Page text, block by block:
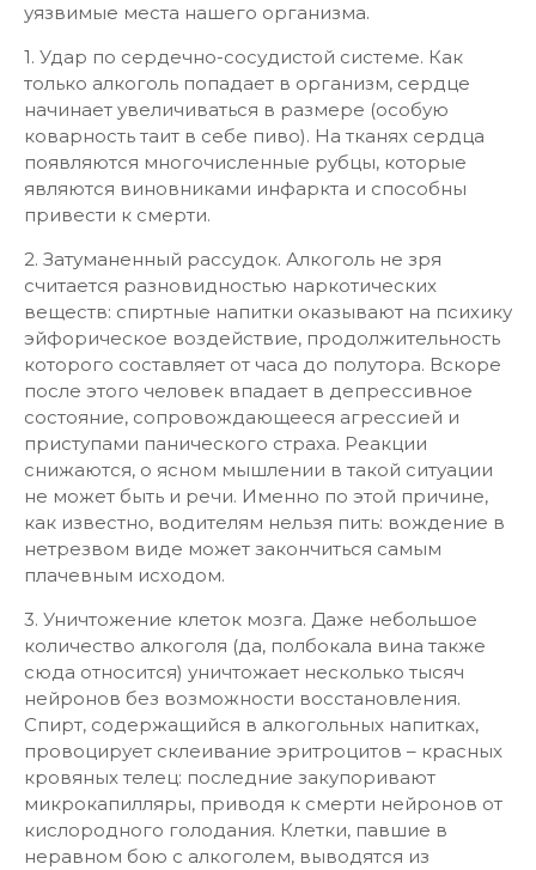
уязвимые места нашего организма.
1. Удар по сердечно-сосудистой системе. Как
только алкоголь попадает в организм, сердце
начинает увеличиваться в размере (особую
коварность таит в себе пиво). На тканях сердца
появляются многочисленные рубцы, которые
являются виновниками инфаркта и способны
привести к смерти.
2. Затуманенный рассудок. Алкоголь не зря
считается разновидностью наркотических
веществ: спиртные напитки оказывают на психику
эйфорическое воздействие, продолжительность
которого составляет от часа до полутора. Вскоре
после этого человек впадает в депрессивное
состояние, сопровождающееся агрессией и
приступами панического страха. Реакции
снижаются, о ясном мышлении в такой ситуации
не может быть и речи. Именно по этой причине,
как известно, водителям нельзя пить: вождение в
нетрезвом виде может закончиться самым
плачевным исходом.
3. Уничтожение клеток мозга. Даже небольшое
количество алкоголя (да, полбокала вина также
сюда относится) уничтожает несколько тысяч
нейронов без возможности восстановления.
Спирт, содержащийся в алкогольных напитках,
провоцирует склеивание эритроцитов – красных
кровяных телец: последние закупоривают
микрокапилляры, приводя к смерти нейронов от
кислородного голодания. Клетки, павшие в
неравном бою с алкоголем, выводятся из